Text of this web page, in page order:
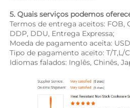
5. Quais serviços podemos
Termos de entrega aceitos: FOB,
DDP, DDU, Entrega Expressa;
Moeda de pagamento aceita:
Tipo de pagamento aceito: T/T,L/
Idiomas falados: Inglês, Chinês,